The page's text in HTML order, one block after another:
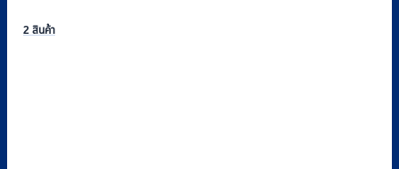
2 สินค้า